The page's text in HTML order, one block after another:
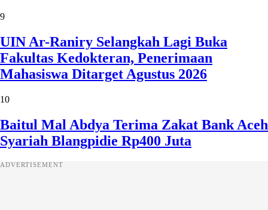
9
UIN Ar-Raniry Selangkah Lagi Buka
Fakultas Kedokteran, Penerimaan
Mahasiswa Ditarget Agustus 2026
10
Baitul Mal Abdya Terima Zakat Bank Aceh
Syariah Blangpidie Rp400 Juta
ADVERTISEMENT